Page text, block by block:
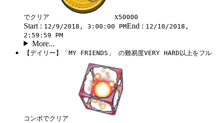
でクリア x50000
Start : 12/9/2018, 3:00:00 PMEnd : 12/10/2018,
2:59:59 PM
More...
【デイリー】「MY FRIENDS」 の難易度VERY HARD以上をフル
コンボでクリア